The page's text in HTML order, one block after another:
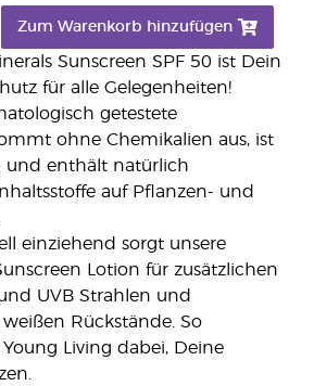
Sunscreen SPF 50 ist Dein
für alle Gelegenheiten!
getestete
ohne Chemikalien aus, ist
und enthält natürlich
auf Pflanzen- und
einziehend sorgt unsere
Lotion für zusätzlichen
UVB Strahlen und
Rückstände. So
Living dabei, Deine
Zum Warenkorb hinzufügen